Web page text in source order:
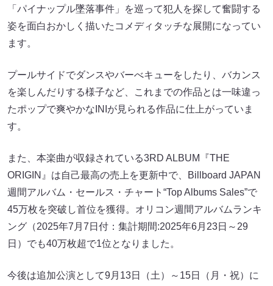
「パイナップル墜落事件」を巡って犯人を探して奮闘する
姿を面白おかしく描いたコメディタッチな展開になってい
ます。
プールサイドでダンスやバーべキューをしたり、バカンス
を楽しんだりする様子など、これまでの作品とは一味違っ
たポップで爽やかなINIが見られる作品に仕上がっていま
す。
また、本楽曲が収録されている3RD ALBUM『THE
ORIGIN』は自己最高の売上を更新中で、Billboard JAPAN
週間アルバム・セールス・チャート“Top Albums Sales”で
45万枚を突破し首位を獲得。オリコン週間アルバムランキ
ング（2025年7月7日付：集計期間:2025年6月23日～29
日）でも40万枚超で1位となりました。
今後は追加公演として9月13日（土）～15日（月・祝）に